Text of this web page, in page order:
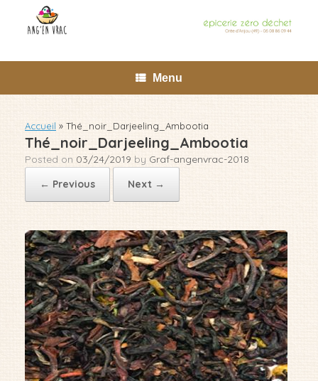
content
Menu
Accueil » Thé_noir_Darjeeling_Ambootia
Thé_noir_Darjeeling_Ambootia
Posted on 03/24/2019 by Graf-angenvrac-2018
← Previous
Next →